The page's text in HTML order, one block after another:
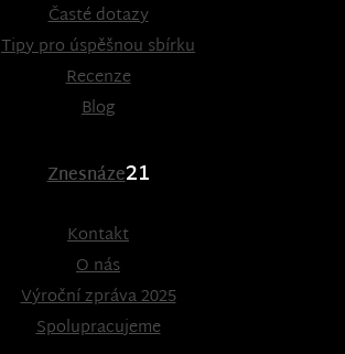
Časté dotazy
Tipy pro úspěšnou sbírku
Recenze
Blog
Znesnáze21
Kontakt
O nás
Výroční zpráva 2025
Spolupracujeme